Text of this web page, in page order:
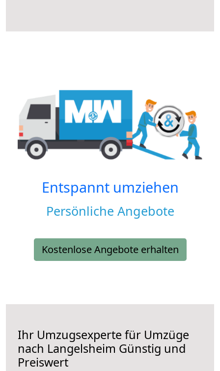
Entspannt umziehen
Persönliche Angebote
Kostenlose Angebote erhalten
Ihr Umzugsexperte für Umzüge
nach Langelsheim Günstig und
Preiswert